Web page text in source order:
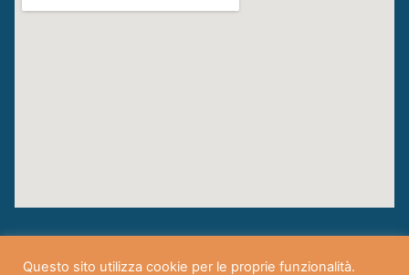
Questo sito utilizza cookie per le proprie funzionalità.